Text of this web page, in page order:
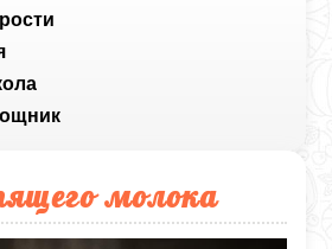
молока